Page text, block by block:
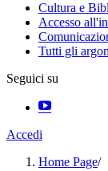
Cultura e
Accesso
Tutti gli
Seguici su
Accedi
Home Page/